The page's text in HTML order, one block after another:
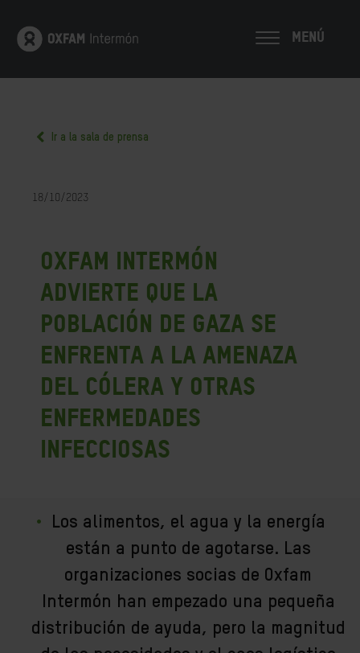
MENÚ
Ir a la sala de prensa
18/10/2023
Oxfam Intermón
advierte que la
población de Gaza se
enfrenta a la amenaza
del cólera y otras
enfermedades
infecciosas
Los alimentos, el agua y la energía
están a punto de agotarse. Las
organizaciones socias de Oxfam
Intermón han empezado una pequeña
distribución de ayuda, pero la magnitud